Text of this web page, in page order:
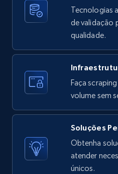
posts by array of profiles
ID, User posted, Name,
posted, Photos, URL,
TikTok - Profiles
Account id, Nickname,
engagement rate,
Like engagement rate, Bio
and more.
Tecnologias
de validação
qualidade.
Faça
volume sem
Soluções
Obtenha
atender
únicos.